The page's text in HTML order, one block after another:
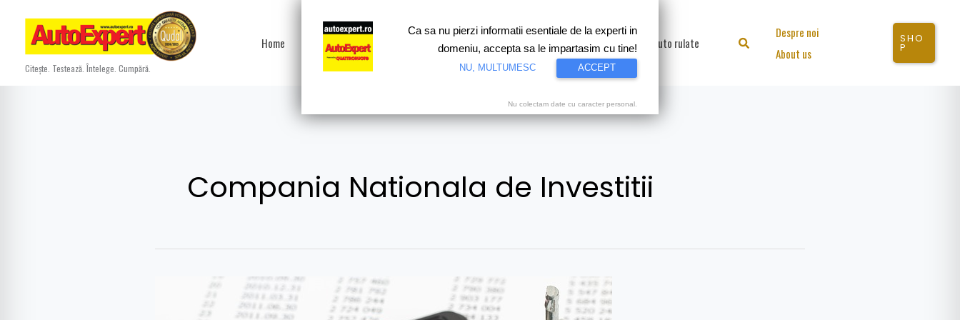
content
Citește. Testează. Întelege. Cumpără.
Home Test drive Motorsport Proiecte speciale Video Auto rulate Search
Despre noi
About us
SHO
P
Compania Nationala de Investitii
Ca sa nu pierzi informatii esentiale de la experti in
domeniu, accepta sa le impartasim cu tine!
NU, MULTUMESC ACCEPT
Nu colectam date cu caracter personal.